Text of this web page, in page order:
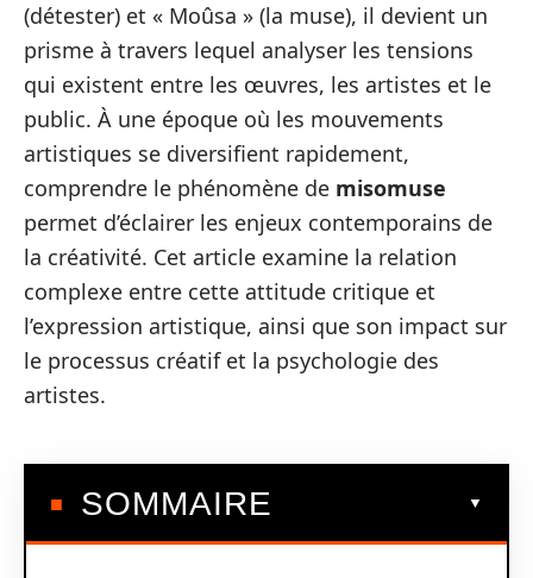
(détester) et « Moûsa » (la muse), il devient un
prisme à travers lequel analyser les tensions
qui existent entre les œuvres, les artistes et le
public. À une époque où les mouvements
artistiques se diversifient rapidement,
comprendre le phénomène de misomuse
permet d’éclairer les enjeux contemporains de
la créativité. Cet article examine la relation
complexe entre cette attitude critique et
l’expression artistique, ainsi que son impact sur
le processus créatif et la psychologie des
artistes.
SOMMAIRE